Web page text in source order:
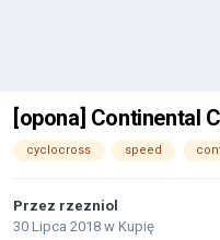
[opona] Continental
cyclocross speed
Przez rzezniol
30 Lipca 2018 w Kupię